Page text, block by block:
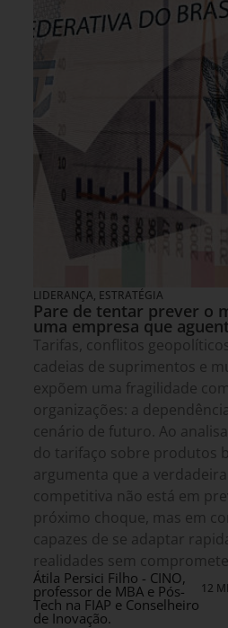
LIDERANÇA, ESTRATÉGIA
Pare de tentar prever o
uma empresa que
Tarifas, conflitos
cadeias de suprimentos e
expõem uma fragilidade
organizações: a
cenário de futuro. Ao
do tarifaço sobre produtos
argumenta que a
competitiva não está em
próximo choque, mas em
capazes de se adaptar
realidades sem
Átila Persici Filho - CINO,
professor de MBA e Pós-
Tech na FIAP e Conselheiro
de Inovação.
12